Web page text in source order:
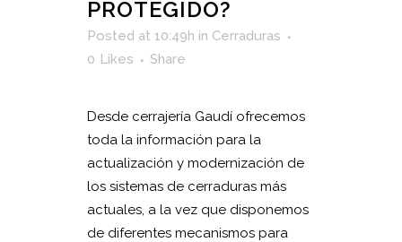
PROTEGIDO?
Posted at 10:49h in Cerraduras
0 Likes Share
Desde cerrajería Gaudí ofrecemos
toda la información para la
actualización y modernización de
los sistemas de cerraduras más
actuales, a la vez que disponemos
de diferentes mecanismos para